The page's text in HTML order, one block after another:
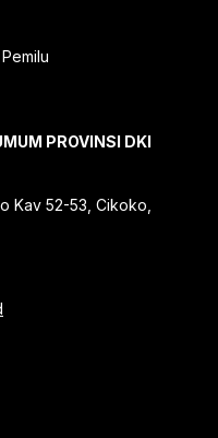
PROVINSI DKI
52-53, Cikoko,